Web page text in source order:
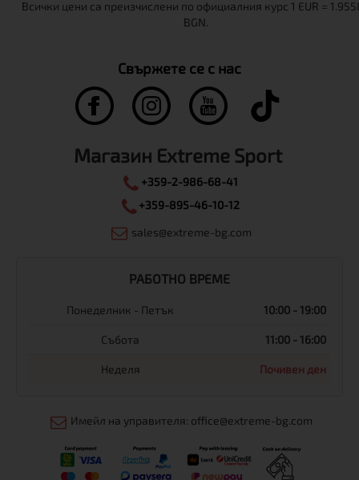
Свържете се с нас
Магазин Extreme Sport
+359-2-986-68-41
+359-895-46-10-12
sales@extreme-bg.com
РАБОТНО ВРЕМЕ
Понеделник - Петък 10:00 - 19:00
Събота 11:00 - 16:00
Неделя Почивен ден
Имейл на управителя: office@extreme-bg.com